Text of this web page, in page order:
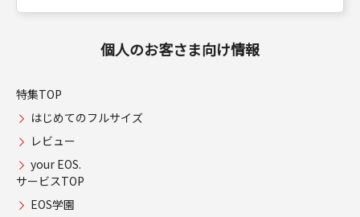
個人のお客さま向け情報
特集TOP
はじめてのフルサイズ
レビュー
your EOS.
サービスTOP
EOS学園